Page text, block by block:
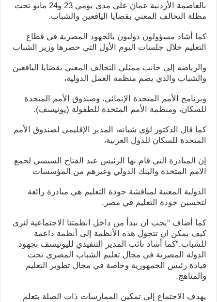
بالعاصمة الأردنية عمان على مدى يومي 23 و24 مايو تحت
مظلة التحالف المعني بقضايا اليافعين والشباب.
كما أشاد مسؤولون دوليون بالجهود المصرية في قطاع
التعليم خلال جلسات اليوم الأول التي حضرها وزير الشباب
والرياضة إلى جانب ممثلي التحالف المعني بقضايا اليافعين
والشباب والذي يضم منظمة العمل الدولية،
وبرنامج الأمم المتحدة الإنمائي، وصندوق الأمم المتحدة
للسكان، ومنظمة الأمم المتحدة للطفولة (يونيسف).
كما قال الدكتور لؤي شبانه، المدير الإقليمي لصندوق الأمم
المتحدة للسكان للدول العربية،
إن المبادرة التي قام بها الرئيس عبد الفتاح السيسي لجمع
الامم المتحدة والبنك الدولي وغيرهم من المؤسسات
الدولية المعنية لمناقشة جودة التعليم هي مبادرة رائعة
لتحسين جودة التعليم في مصر.
كما أضاف “يجب ان نبدأ من داخل انظمتنا اﻻجتماعية لنرى
كيف يمكن ان تتحول هذه الأنظمة إلى أنظمة داعمة
للشباب.”كما أشاد نائب المدير التنفيذي لليونيسف بجهود
الدولة المصرية في مجال تعليم الشباب المصري تحت
قيادة رئيس الجمهورية وخاصة في مجال تطوير التعليم
والمناهج.
يهدف الاجتماع إلى تمكين الممارسات ذات الصلة بتعلم